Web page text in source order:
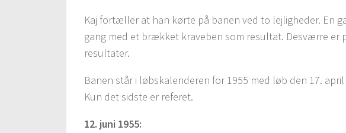
Kaj fortæller at han kørte på banen ved to lejligheder. En
gang med et brækket kraveben som resultat. Desværre er
resultater.
Banen står i løbskalenderen for 1955 med løb den 17. april
Kun det sidste er referet.
12. juni 1955: